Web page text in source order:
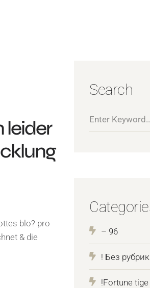
leider
blo? pro
& die
Search
– 96
! Без
!Fortune tige